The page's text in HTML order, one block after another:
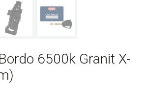
6500k Granit X-